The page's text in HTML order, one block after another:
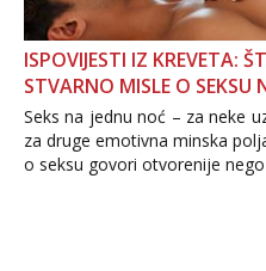
ISPOVIJESTI IZ KREVETA:
STVARNO MISLE O SEKSU
Seks na jednu noć – za neke
za druge emotivna minska
o seksu govori otvorenije
dalje izaziva burne